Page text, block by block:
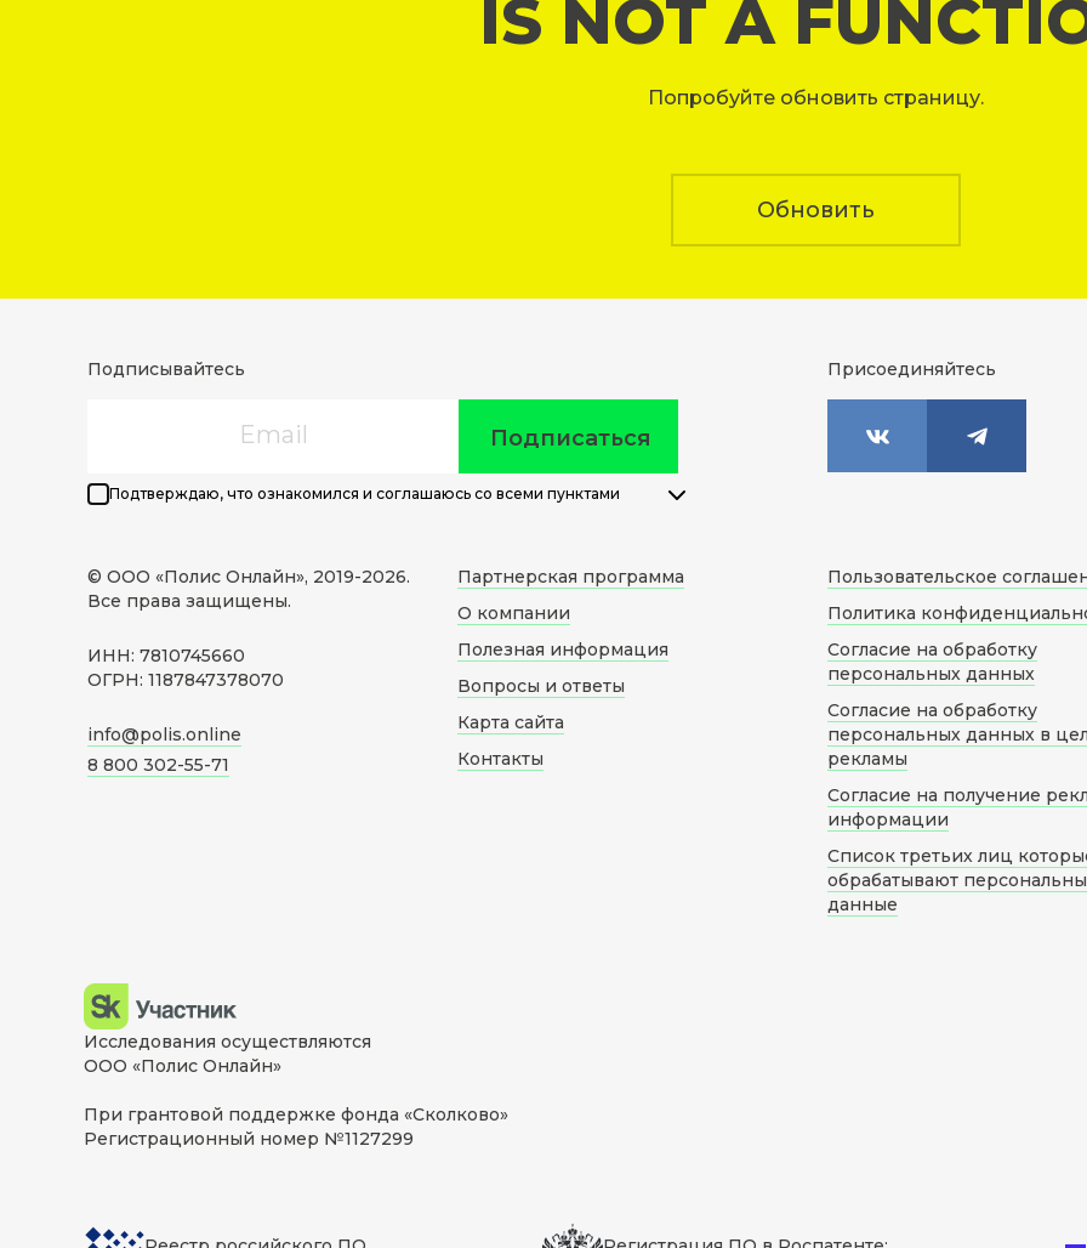
IS NOT A
Попробуйте обновить страницу.
Обновить
Подписывайтесь
Подписаться
Подтверждаю, что ознакомился и соглашаюсь со всеми пунктами
Присоединяйтесь
© ООО «Полис Онлайн», 2019-2026.
Все права защищены.
ИНН: 7810745660
ОГРН: 1187847378070
info@polis.online
8 800 302-55-71
Партнерская программа
О компании
Полезная информация
Вопросы и ответы
Карта сайта
Контакты
Пользовательское
Политика
Согласие на обработку
персональных данных
Согласие на обработку
персональных данных в
рекламы
Согласие на получение
информации
Список третьих лиц
обрабатывают
данные
Исследования осуществляются
ООО «Полис Онлайн»
При грантовой поддержке фонда «Сколково»
Регистрационный номер №1127299